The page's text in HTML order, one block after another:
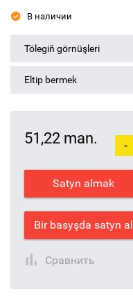
В наличии
Tölegiň görnüşleri
Eltip bermek
51,22 man. -
Satyn almak
Bir basyşda satyn al
Сравнить